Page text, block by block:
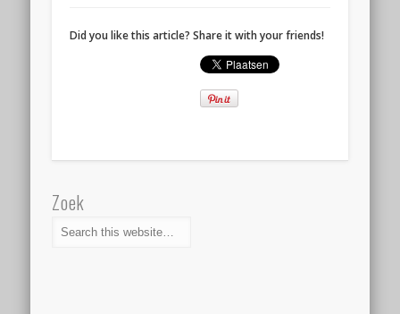
Did you like this article? Share it with your friends!
Zoek